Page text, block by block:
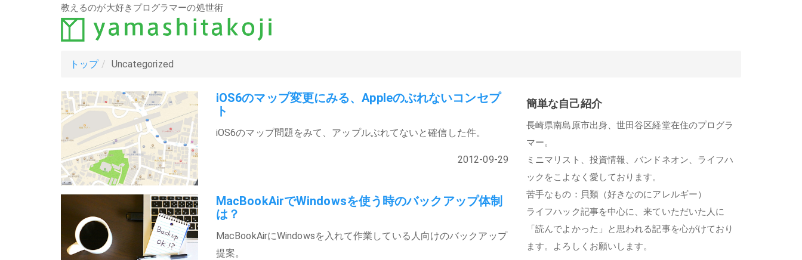
教えるのが大好きプログラマーの処世術
トップ Uncategorized
iOS6のマップ変更にみる、Appleのぶれないコンセプ
ト
iOS6のマップ問題をみて、アップルぶれてないと確信した件。
2012-09-29
MacBookAirでWindowsを使う時のバックアップ体制
は？
MacBookAirにWindowsを入れて作業している人向けのバックアップ
提案。
簡単な自己紹介
長崎県南島原市出身、世田谷区経堂在住のプログラ
マー。
ミニマリスト、投資情報、バンドネオン、ライフハ
ックをこよなく愛しております。
苦手なもの：貝類（好きなのにアレルギー）
ライフハック記事を中心に、来ていただいた人に
「読んでよかった」と思われる記事を心がけており
ます。よろしくお願いします。